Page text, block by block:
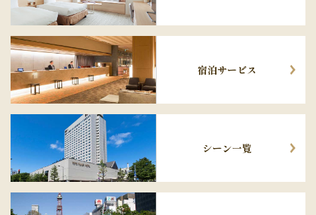
宿泊サービス
シーン一覧